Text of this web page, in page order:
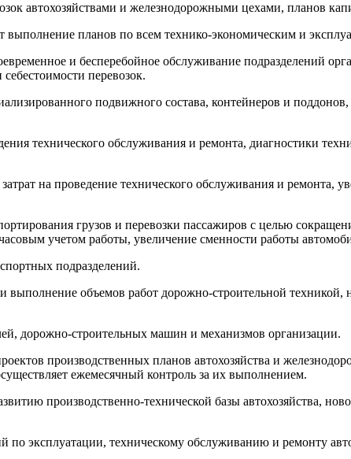
автохозяйствами и железнодорожными цехами, планов
планов по всем технико-экономическим и
и бесперебойное обслуживание подразделений
перевозок.
подвижного состава, контейнеров и
технического обслуживания и ремонта, диагностики
на проведение технического обслуживания и ремонта,
грузов и перевозки пассажиров с целью
учетом работы, увеличение сменности работы
подразделений.
выполнение объемов работ дорожно-строительной
дорожно-строительных машин и механизмов организации.
производственных планов автохозяйства и
ежемесячный контроль за их выполнением.
производственно-технической базы автохозяйства,
по эксплуатации, техническому обслуживанию и ремонту